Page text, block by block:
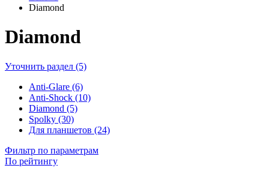
Diamond
Diamond
Уточнить раздел (5)
Anti-Glare (6)
Anti-Shock (10)
Diamond (5)
Spolky (30)
Для планшетов (24)
Фильтр по параметрам
По рейтингу